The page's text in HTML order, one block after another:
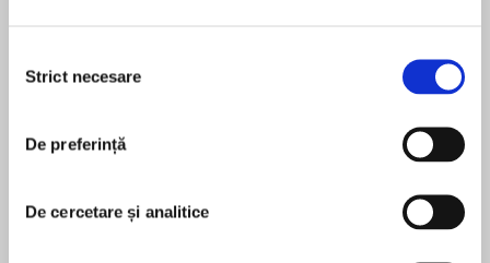
consimțământului
Strict necesare
De preferință
De cercetare și analitice
and management philosophers" (Wall Street
Journal). In this concise and brilliant work, he
management—the executive.
În acest moment nu există recenzii
pentru această carte
Peter F. Drucker
management thinker ever. The author of more
than twenty-five books, his ideas have had an